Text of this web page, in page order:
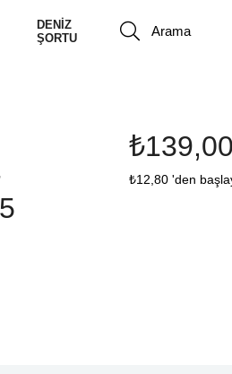
DENİZ
ŞORTU
₺139,00
₺12,80 'den